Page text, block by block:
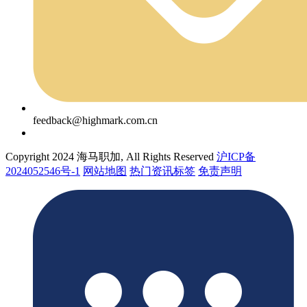
feedback@highmark.com.cn
Copyright 2024 海马职加, All Rights Reserved 沪ICP备
2024052546号-1 网站地图 热门资讯标签 免责声明